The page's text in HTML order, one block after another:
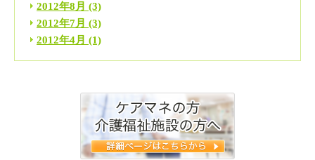
2012年8月 (3)
2012年7月 (3)
2012年4月 (1)